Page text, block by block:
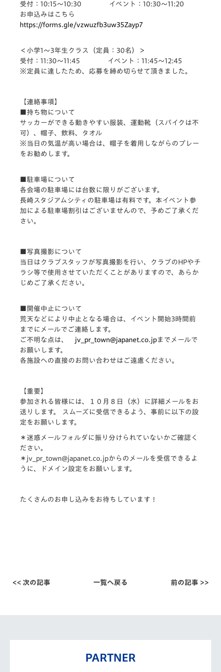
受付：10:15〜10:30 イベント：10:30〜11:20
お申込みはこちら
https://forms.gle/vzwuzfb3uw35Zayp7
＜小学1〜3年生クラス
（定員：30名）＞
受付：11:30〜11:45 イベント：11:45〜12:45
※定員に達したため、応募を締め切らせて頂きました。
【連絡事項】
■持ち物について
サッカーができる動きやすい服装、運動靴（スパイクは不
可）、帽子、飲料、タオル
※当日の気温が高い場合は、帽子を着用しながらのプレー
をお勧めします。
■駐車場について
各会場の駐車場には台数に限りがございます。
長崎スタジアムシティの駐車場は有料です。本イベント参
加による駐車場割引はございませんので、予めご了承くだ
さい。
■写真撮影について
当日はクラブスタッフが写真撮影を行い、クラブのHPやチ
ラシ等で使用させていただくことがありますので、あらか
じめご了承ください。
■開催中止について
荒天などにより中止となる場合は、イベント開始3時間前
までにメールでご連絡します。
ご不明な点は、 jv_pr_town@japanet.co.jpまでメールで
お願いします。
各施設への直接のお問い合わせはご遠慮ください。
【重要】
参加される皆様には、１０月８日（水）に詳細メールをお
送りします。 スムーズに受信できるよう、事前に以下の設
定をお願いします。
＊迷惑メールフォルダに振り分けられていないかご確認く
ださい。
＊jv_pr_town@japanet.co.jpからのメールを受信できるよ
うに、ドメイン設定をお願いします。
たくさんのお申し込みをお待ちしています！
<< 次の記事 一覧へ戻る 前の記事 >>
PARTNER